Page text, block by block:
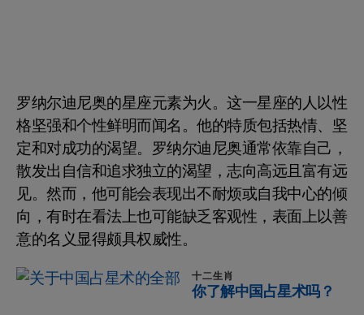
罗纳尔迪尼奥的星座元素为火。这一星座的人以性
格坚强和个性鲜明而闻名。他的特质包括热情、坚
定和对成功的渴望。罗纳尔迪尼奥通常依靠自己，
散发出自信和追求独立的渴望，志向高远且富有远
见。然而，他可能会表现出不耐烦或自我中心的倾
向，有时在看法上也可能缺乏客观性，表面上以善
意的名义显得颇具权威性。
十二生肖
你了解中国占星术吗？